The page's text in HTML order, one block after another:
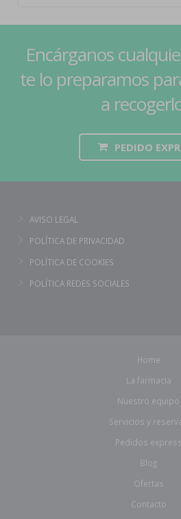
Encárganos
te lo preparamos
a
PEDIDO
AVISO LEGAL
POLÍTICA DE PRIVACIDAD
POLÍTICA DE COOKIES
POLÍTICA REDES SOCIALES
Home
La farmacia
Nuestro equipo
Servicios y
Pedidos express
Blog
Ofertas
Contacto